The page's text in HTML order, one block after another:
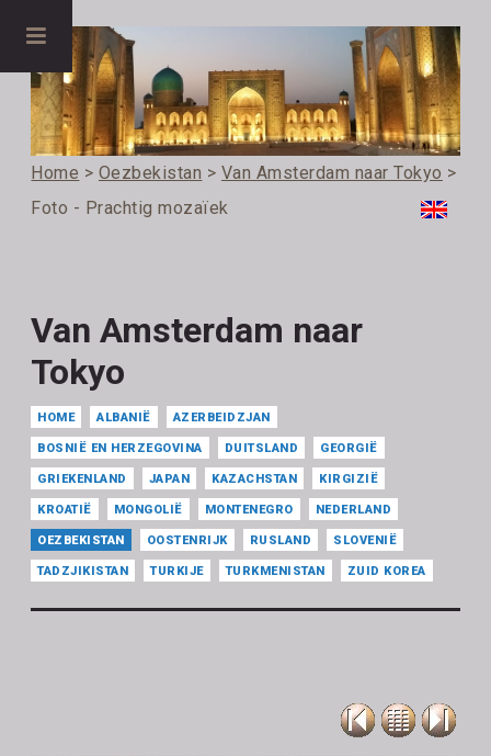
Home > Oezbekistan > Van Amsterdam naar Tokyo >
Foto - Prachtig mozaïek
Van Amsterdam naar
Tokyo
HOME ALBANIË AZERBEIDZJAN
BOSNIË EN HERZEGOVINA DUITSLAND GEORGIË
GRIEKENLAND JAPAN KAZACHSTAN KIRGIZIË
KROATIË MONGOLIË MONTENEGRO NEDERLAND
OEZBEKISTAN OOSTENRIJK RUSLAND SLOVENIË
TADZJIKISTAN TURKIJE TURKMENISTAN ZUID KOREA